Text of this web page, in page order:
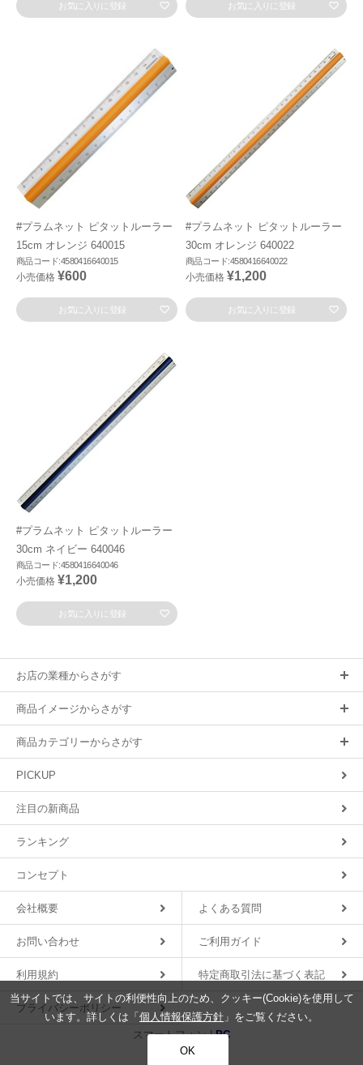
お気に入りに登録 お気に入りに登録
#プラムネット ピタットルーラー
15cm オレンジ 640015
商品コード:4580416640015
小売価格 ¥600
お気に入りに登録
#プラムネット ピタットルーラー
30cm オレンジ 640022
商品コード:4580416640022
小売価格 ¥1,200
お気に入りに登録
#プラムネット ピタットルーラー
30cm ネイビー 640046
商品コード:4580416640046
小売価格 ¥1,200
お気に入りに登録
お店の業種からさがす
商品イメージからさがす
商品カテゴリーからさがす
PICKUP
注目の新商品
ランキング
コンセプト
会社概要 よくある質問
お問い合わせ ご利用ガイド
利用規約 特定商取引法に基づく表記
プライバシーポリシー
スマートフォン |PC
当サイトでは、サイトの利便性向上のため、クッキー(Cookie)を使用して
います。詳しくは「 個人情報保護方針 」をご覧ください。
OK